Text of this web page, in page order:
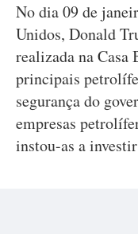
No dia 09 de
Unidos, Donald
realizada na Casa
principais
segurança do
empresas
instou-as a